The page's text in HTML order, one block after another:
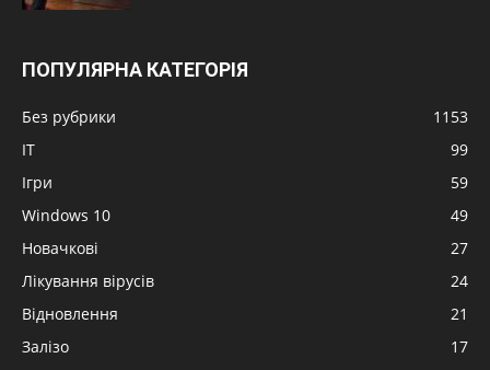
ПОПУЛЯРНА КАТЕГОРІЯ
Без рубрики
1153
IT
99
Ігри
59
Windows 10
49
Новачкові
27
Лікування вірусів
24
Відновлення
21
Залізо
17